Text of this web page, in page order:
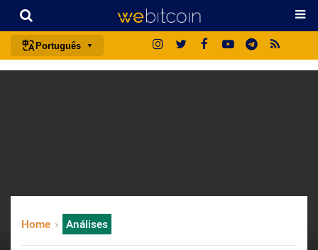
Português
中文
Home Análises